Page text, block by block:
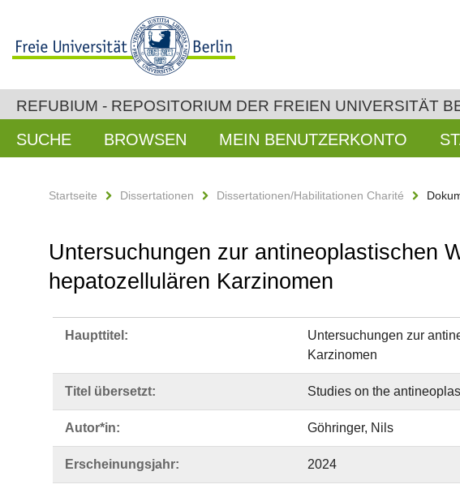
REFUBIUM - REPOSITORIUM DER FREIEN UNIVERSITÄT
SUCHE BROWSEN MEIN BENUTZERKONTO
Startseite Dissertationen Dissertationen/Habilitationen Charité
Untersuchungen zur antineoplastischen
hepatozellulären Karzinomen
Haupttitel:
Untersuchungen zur
Karzinomen
Titel übersetzt: Studies on the
Autor*in: Göhringer, Nils
Erscheinungsjahr: 2024